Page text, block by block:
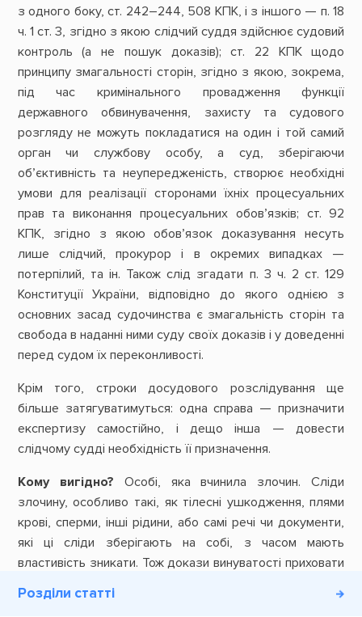
Розділи статті
з одного боку, ст. 242–244, 508 КПК, і з іншого — п. 18
ч. 1 ст. 3, згідно з якою слідчий суддя здійснює судовий
контроль (а не пошук доказів); ст. 22 КПК щодо
принципу змагальності сторін, згідно з якою, зокрема,
під час кримінального провадження функції
державного обвинувачення, захисту та судового
розгляду не можуть покладатися на один і той самий
орган чи службову особу, а суд, зберігаючи
об’єктивність та неупередженість, створює необхідні
умови для реалізації сторонами їхніх процесуальних
прав та виконання процесуальних обов’язків; ст. 92
КПК, згідно з якою обов’язок доказування несуть
лише слідчий, прокурор і в окремих випадках —
потерпілий, та ін. Також слід згадати п. 3 ч. 2 ст. 129
Конституції України, відповідно до якого однією з
основних засад судочинства є змагальність сторін та
свобода в наданні ними суду своїх доказів і у доведенні
перед судом їх переконливості.
Крім того, строки досудового розслідування ще
більше затягуватимуться: одна справа — призначити
експертизу самостійно, і дещо інша — довести
слідчому судді необхідність її призначення.
Кому вигідно? Особі, яка вчинила злочин. Сліди
злочину, особливо такі, як тілесні ушкодження, плями
крові, сперми, інші рідини, або самі речі чи документи,
які ці сліди зберігають на собі, з часом мають
властивість зникати. Тож докази винуватості приховати
«усі сумніви щодо доведеності вини особи тлумачаться